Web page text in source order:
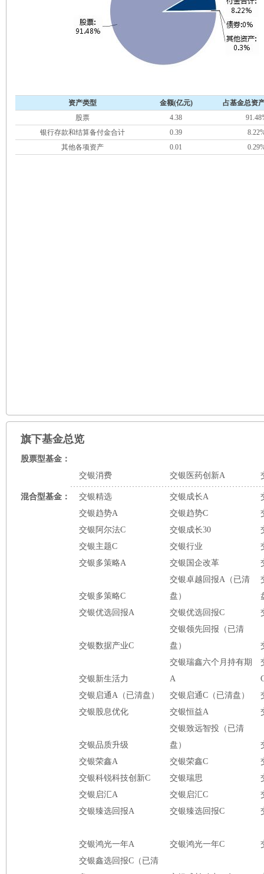
资产类型 金额(亿元)
占基金总资
股票
4.38
银行存款和结算备付金合计
0.39
其他各项资产
0.01
旗下基金总览
股票型基金：
交银消费
交银医药创新A
混合型基金： 交银精选 交银成长A
交银趋势A
交银趋势C
交银阿尔法C
交银成长30
交银主题C
交银行业
交银多策略A
交银国企改革
交银多策略C
交银卓越回报A（已清
盘）
交银优选回报A
交银优选回报C
交银数据产业C
交银领先回报（已清
盘）
交银新生活力
交银瑞鑫六个月持有期
A
交银启通A（已清盘）
交银启通C（已清盘）
交银股息优化
交银恒益A
交银品质升级
交银致远智投（已清
盘）
交银荣鑫A
交银荣鑫C
交银科锐科技创新C
交银瑞思
交银启汇A
交银启汇C
交银臻选回报A
交银臻选回报C
交银鸿光一年A 交银鸿光一年C
交银鑫选回报C（已清